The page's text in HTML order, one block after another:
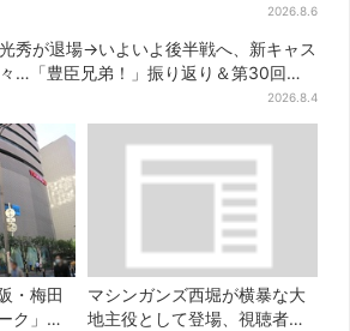
2026.8.6
秀が退場→いよいよ後半戦へ、新キャス
々…「豊臣兄弟！」振り返り＆第30回あ
2026.8.4
・梅田
ク」な
マシンガンズ西堀が横暴な大
地主役として登場、視聴者驚